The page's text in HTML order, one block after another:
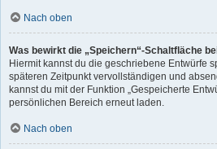
Nach oben
Was bewirkt die „Speichern“-Schaltfläche
Hiermit kannst du die geschriebene Entwürfe
späteren Zeitpunkt vervollständigen und
kannst du mit der Funktion „Gespeicherte
persönlichen Bereich erneut laden.
Nach oben